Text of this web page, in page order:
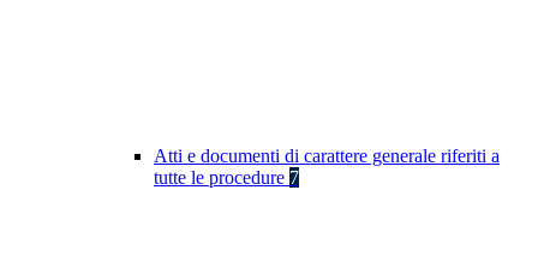
Atti e documenti di carattere generale riferiti a
tutte le procedure 7